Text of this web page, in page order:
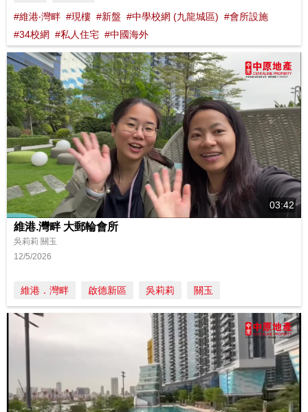
#維港‧灣畔 #現樓 #新盤 #中學校網 (九龍城區) #會所設施
#34校網 #私人住宅 #中國海外
03:42
維港.灣畔 大郵輪會所
吳莉莉 關玉
12/5/2026
維港．灣畔 啟德新區 吳莉莉 關玉